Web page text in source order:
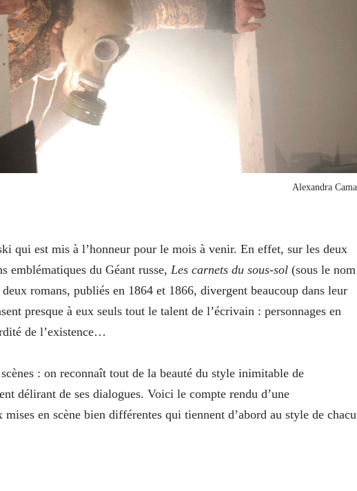
Alexandra
qui est mis à l’honneur pour le mois à venir. En effet, sur les deux
emblématiques du Géant russe, Les carnets du sous-sol (sous le nom
deux romans, publiés en 1864 et 1866, divergent beaucoup dans leur
presque à eux seuls tout le talent de l’écrivain : personnages en
de l’existence…
: on reconnaît tout de la beauté du style inimitable de
délirant de ses dialogues. Voici le compte rendu d’une
en scène bien différentes qui tiennent d’abord au style de